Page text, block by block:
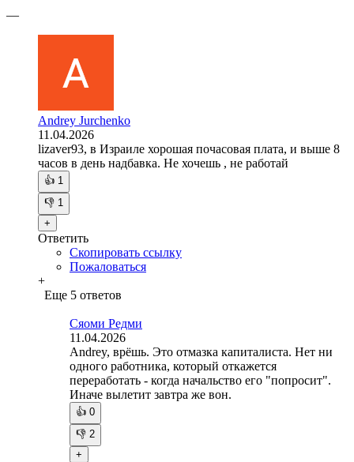
—
Andrey Jurchenko
11.04.2026
lizaver93, в Израиле хорошая почасовая плата, и выше 8
часов в день надбавка. Не хочешь , не работай
👍 1
👎 1
+
Ответить
Скопировать ссылку
Пожаловаться
+
Еще 5 ответов
Сяоми Редми
11.04.2026
Andrey, врёшь. Это отмазка капиталиста. Нет ни
одного работника, который откажется
переработать - когда начальство его "попросит".
Иначе вылетит завтра же вон.
👍 0
👎 2
+